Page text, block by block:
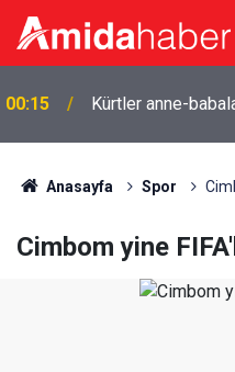
00:15 Kürtler anne-
Anasayfa Spor
Cimbom yine